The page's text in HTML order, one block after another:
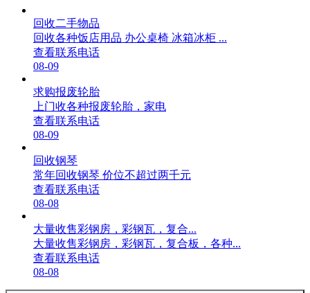
回收二手物品
回收各种饭店用品 办公桌椅 冰箱冰柜 ...
查看联系电话
08-09
求购报废轮胎
上门收各种报废轮胎，家电
查看联系电话
08-09
回收钢琴
常年回收钢琴 价位不超过两千元
查看联系电话
08-08
大量收售彩钢房，彩钢瓦，复合...
大量收售彩钢房，彩钢瓦，复合板，各种...
查看联系电话
08-08